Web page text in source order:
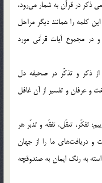
ذكر در قرآن به شمار مى‌رود،
كلمه را همانند ديگر مراحل
در مجموع آيات قرآنى مورد
ذكر و تذكّر در صحيفه دل
و عرفان و تفسير از آن غافل
تفكّر، تعقّل، تفقّه و تدبّر هر
و دريافت‌هاى ما را از جهان
به رنگ ايمان به صندوقچه